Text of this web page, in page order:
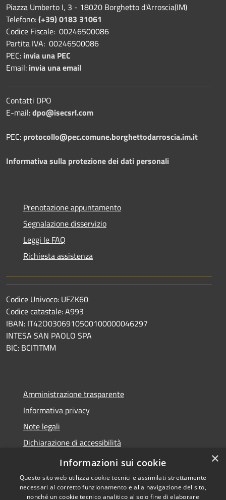
Piazza Umberto I, 3 - 18020 Borghetto d'Arroscia(IM)
Telefono:(+39) 0183 31061
Codice Fiscale: 00246500086
Partita IVA: 00246500086
PEC: invia una PEC
Email: invia una email
Contatti DPO
E-mail:dpo@isecsrl.com
PEC: protocollo@pec.comune.borghettodarroscia.im.it
Informativa sulla protezione dei dati personali
Prenotazione appuntamento
Segnalazione disservizio
Leggi le FAQ
Richiesta assistenza
Codice Univoco: UFZK60
Codice catastale: A993
IBAN: IT42O0306910500100000046297
INTESA SAN PAOLO SPA
BIC: BCITITMM
Amministrazione trasparente
Informativa privacy
Note legali
Dichiarazione di accessibilità
Meccanismo di feedback
×
Informazioni sui cookie
Questo sito web utilizza cookie tecnici e assimilati strettamente
necessari al corretto funzionamento e alla navigazione del sito,
nonché un cookie tecnico analitico al solo fine di elaborare